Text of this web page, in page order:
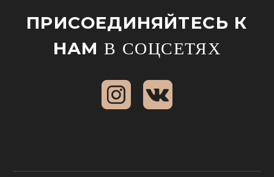
ПРИСОЕДИНЯЙТЕСЬ К
НАМ В СОЦСЕТЯХ